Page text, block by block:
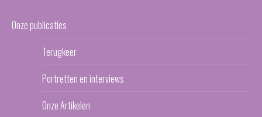
Onze publicaties
Terugkeer
Portretten en interviews
Onze Artikelen